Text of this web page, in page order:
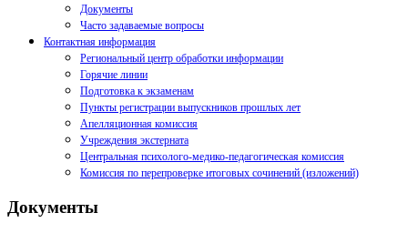
Документы
Часто задаваемые вопросы
Контактная информация
Региональный центр обработки информации
Горячие линии
Подготовка к экзаменам
Пункты регистрации выпускников прошлых лет
Апелляционная комиссия
Учреждения экстерната
Центральная психолого-медико-педагогическая комиссия
Комиссия по перепроверке итоговых сочинений (изложений)
Документы